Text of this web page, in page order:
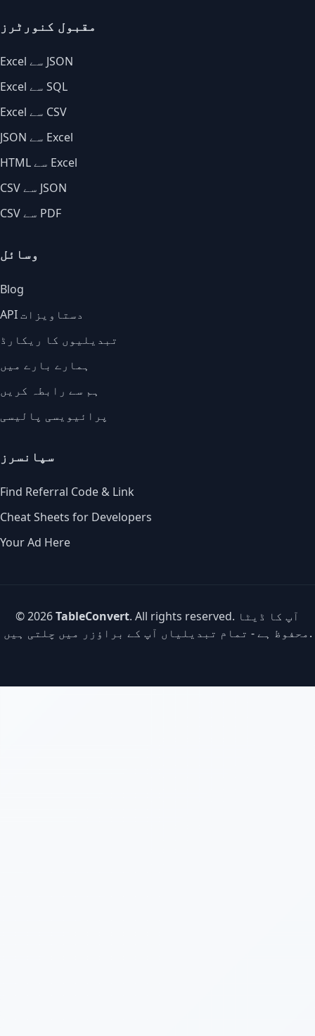
مقبول کنورٹرز
Excel سے JSON
Excel سے SQL
Excel سے CSV
JSON سے Excel
HTML سے Excel
CSV سے JSON
CSV سے PDF
وسائل
Blog
API دستاویزات
تبدیلیوں کا ریکارڈ
ہمارے بارے میں
ہم سے رابطہ کریں
پرائیویسی پالیسی
سپانسرز
Find Referral Code & Link
Cheat Sheets for Developers
Your Ad Here
© 2026TableConvert. All rights reserved. آپ کا ڈیٹا
محفوظ ہے - تمام تبدیلیاں آپ کے براؤزر میں چلتی ہیں.